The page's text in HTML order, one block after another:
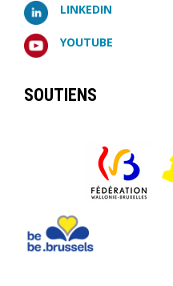
LINKEDIN
YOUTUBE
SOUTIENS